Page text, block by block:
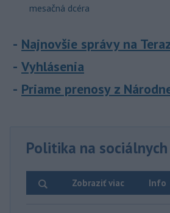
mesačná dcéra
Najnovšie správy na
Vyhlásenia
Priame prenosy z
Politika na
Info
Zobraziť viac